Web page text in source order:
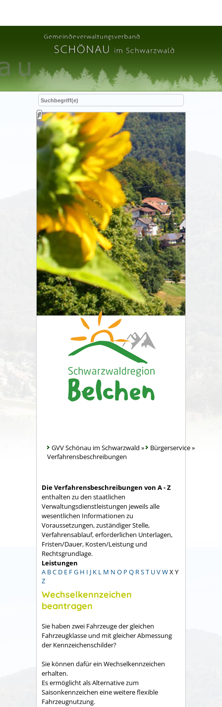
GVV Schönau im Schwarzwald » Bürgerservice»
Verfahrensbeschreibungen
Die Verfahrensbeschreibungen von A - Z
enthalten zu den staatlichen
Verwaltungsdienstleistungen jeweils alle
wesentlichen Informationen zu
Voraussetzungen, zuständiger Stelle,
Verfahrensablauf, erforderlichen Unterlagen,
Fristen/Dauer, Kosten/Leistung und
Rechtsgrundlage.
Leistungen
A BC D E FG H I J K L M N O P Q RST UVWX Y
Z
Wechselkennzeichen
beantragen
Sie haben zwei Fahrzeuge der gleichen
Fahrzeugklasse und mit gleicher Abmessung
der Kennzeichenschilder?
Sie können dafür ein Wechselkennzeichen
erhalten.
Es ermöglicht als Alternative zum
Saisonkennzeichen eine weitere flexible
Fahrzeugnutzung.